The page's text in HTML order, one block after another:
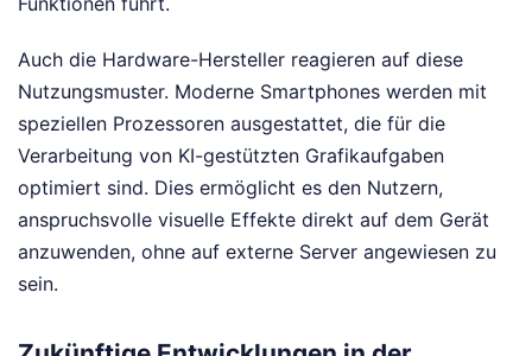
Auch die Hardware-Hersteller reagieren auf diese
Nutzungsmuster. Moderne Smartphones werden mit
speziellen Prozessoren ausgestattet, die für die
Verarbeitung von KI-gestützten Grafikaufgaben
optimiert sind. Dies ermöglicht es den Nutzern,
anspruchsvolle visuelle Effekte direkt auf dem Gerät
anzuwenden, ohne auf externe Server angewiesen zu
sein.